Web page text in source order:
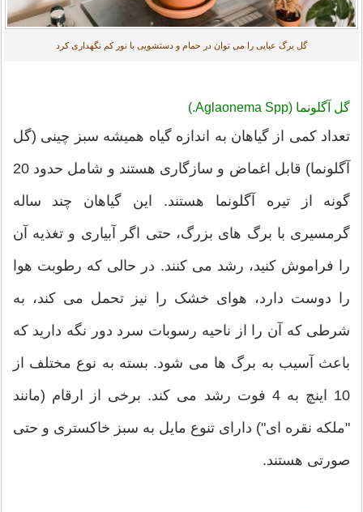
گل برگ عبایی را می توان در حمام و دستشویی با نور کم نگهداری کرد
گل آگلونما (Aglaonema Spp.)
تعداد کمی از گیاهان به اندازه گیاه همیشه سبز چینی (گل
آگلونما) قابل اغماض و سازگاری هستند و شامل حدود 20
گونه از تیره آگلونما هستند. این گیاهان چند ساله
گرمسیری با برگ های بزرگ، حتی اگر آبیاری و تغذیه آن
را فراموش کنید، رشد می کنند. در حالی که رطوبت هوا
را دوست دارد، هوای خشک را نیز تحمل می کند، به
شرطی که آن را از ناحیه رسوبات سرد دور نگه دارید که
باعث آسیب به برگ ها می شود. بسته به نوع مختلف از
10 اینچ به 4 فوت رشد می کند. برخی از ارقام (مانند
"ملکه نقره ای") دارای تنوع مایل به سبز خاکستری و حتی
صورتی هستند.